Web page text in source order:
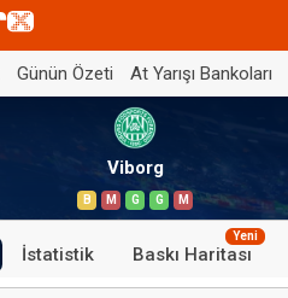
Günün Özeti At Yarışı Bankoları
Viborg
B M G G M
İstatistik Baskı Haritası
Yeni